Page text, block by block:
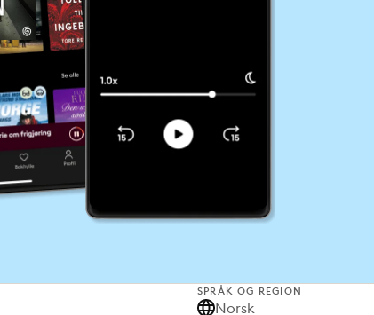
SPRÅK OG REGION
Norsk